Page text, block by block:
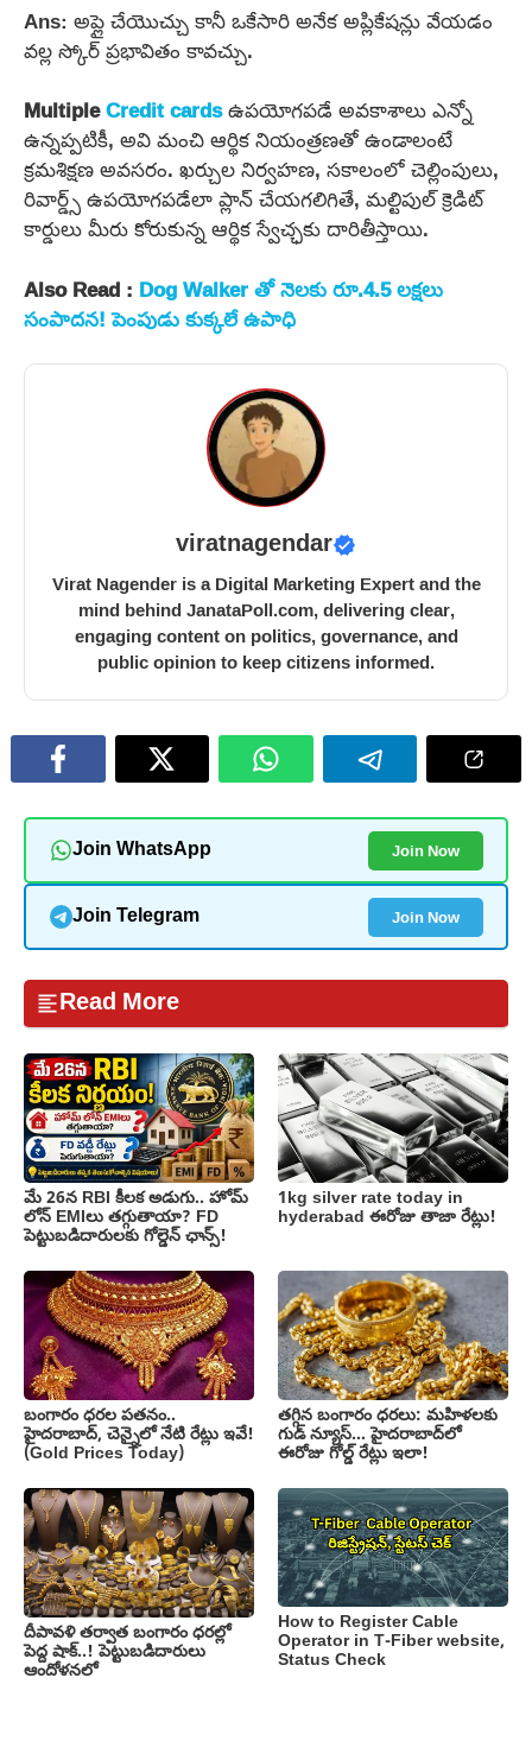
Ans: అప్లై చేయొచ్చు కానీ ఒకేసారి అనేక అప్లికేషన్లు వేయడం
వల్ల స్కోర్ ప్రభావితం కావచ్చు.
MultipleCredit cardsఉపయోగపడే అవకాశాలు ఎన్నో
ఉన్నప్పటికీ, అవి మంచి ఆర్థిక నియంత్రణతో ఉండాలంటే
క్రమశిక్షణ అవసరం. ఖర్చుల నిర్వహణ, సకాలంలో చెల్లింపులు,
రివార్డ్స్ ఉపయోగపడేలా ప్లాన్ చేయగలిగితే, మల్టిపుల్ క్రెడిట్
కార్డులు మీరు కోరుకున్న ఆర్థిక స్వేచ్ఛకు దారితీస్తాయి.
Also Read : Dog Walker తో నెలకు రూ.4.5 లక్షలు
సంపాదన! పెంపుడు కుక్కలే ఉపాధి
viratnagendar
Virat Nagender is a Digital Marketing Expert and the
mind behind JanataPoll.com, delivering clear,
engaging content on politics, governance, and
public opinion to keep citizens informed.
Join WhatsApp Join Now
Join Telegram Join Now
Read More
మే 26న RBI కీలక అడుగు.. హోమ్
లోన్ EMIలు తగ్గుతాయా? FD
పెట్టుబడిదారులకు గోల్డెన్ ఛాన్స్!
1kg silver rate today in
hyderabad ఈరోజు తాజా రేట్లు!
బంగారం ధరల పతనం..
హైదరాబాద్, చెన్నైలో నేటి రేట్లు ఇవే!
(Gold Prices Today)
తగ్గిన బంగారం ధరలు: మహిళలకు
గుడ్ న్యూస్… హైదరాబాద్‌లో
ఈరోజు గోల్డ్ రేట్లు ఇలా!
దీపావళి తర్వాత బంగారం ధరల్లో
పెద్ద షాక్..! పెట్టుబడిదారులు
ఆందోళనలో
How to Register Cable
Operator in T-Fiber website,
Status Check